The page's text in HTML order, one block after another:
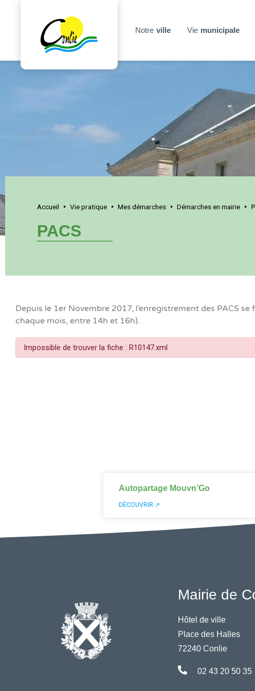
Notre ville Vie municipale
Accueil • Vie pratique • Mes démarches • Démarches en mairie •
PACS
Depuis le 1er Novembre 2017, l’enregistrement des PACS
chaque mois, entre 14h et 16h).
Impossible de trouver la fiche : R10147.xml
Autopartage Mouvn’Go
DÉCOUVRIR ↗
Mairie de
Hôtel de ville
Place des Halles
72240 Conlie
02 43 20 50 35